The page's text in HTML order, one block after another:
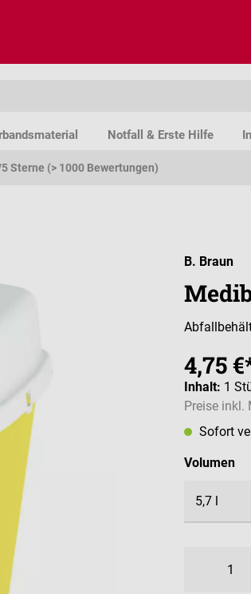
Notfall & Erste Hilfe
Sterne (> 1000 Bewertungen)
B. Braun
4,75
Inhalt: 1
Preise inkl.
Sofort
Volumen